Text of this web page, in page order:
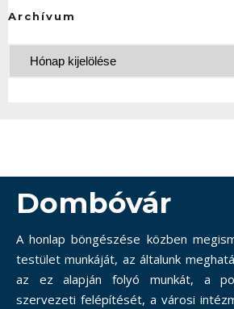
Archívum
Dombóvár
A honlap böngészése közben
testület munkáját, az általunk
az ez alapján folyó munkát, a
szervezeti felépítését, a városi